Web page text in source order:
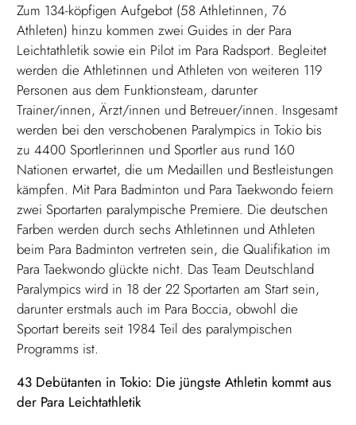
Zum 134-köpfigen Aufgebot (58 Athletinnen, 76
Athleten) hinzu kommen zwei Guides in der Para
Leichtathletik sowie ein Pilot im Para Radsport. Begleitet
werden die Athletinnen und Athleten von weiteren 119
Personen aus dem Funktionsteam, darunter
Trainer/innen, Ärzt/innen und Betreuer/innen. Insgesamt
werden bei den verschobenen Paralympics in Tokio bis
zu 4400 Sportlerinnen und Sportler aus rund 160
Nationen erwartet, die um Medaillen und Bestleistungen
kämpfen. Mit Para Badminton und Para Taekwondo feiern
zwei Sportarten paralympische Premiere. Die deutschen
Farben werden durch sechs Athletinnen und Athleten
beim Para Badminton vertreten sein, die Qualifikation im
Para Taekwondo glückte nicht. Das Team Deutschland
Paralympics wird in 18 der 22 Sportarten am Start sein,
darunter erstmals auch im Para Boccia, obwohl die
Sportart bereits seit 1984 Teil des paralympischen
Programms ist.
43 Debütanten in Tokio: Die jüngste Athletin kommt aus
der Para Leichtathletik